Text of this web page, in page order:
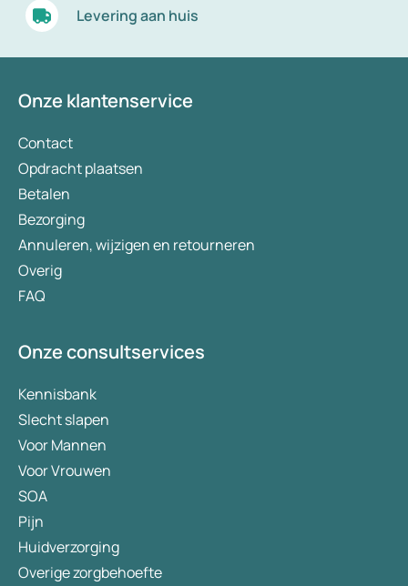
Levering aan huis
Onze klantenservice
Contact
Opdracht plaatsen
Betalen
Bezorging
Annuleren, wijzigen en retourneren
Overig
FAQ
Onze consultservices
Kennisbank
Slecht slapen
Voor Mannen
Voor Vrouwen
SOA
Pijn
Huidverzorging
Overige zorgbehoefte